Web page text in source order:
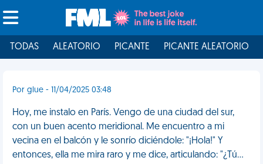
TODAS ALEATORIO PICANTE PICANTE ALEATORIO
Por glue - 11/04/2025 03:48
Hoy, me instalo en París. Vengo de una ciudad del sur,
con un buen acento meridional. Me encuentro a mi
vecina en el balcón y le sonrío diciéndole: "¡Hola!" Y
entonces, ella me mira raro y me dice, articulando: "¿Tú...